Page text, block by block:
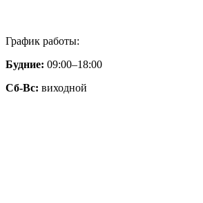
График работы:
Будние: 09:00–18:00
Сб-Вс: виходной